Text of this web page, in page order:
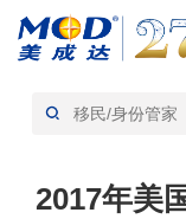
首页> 美国移民生
2017年美